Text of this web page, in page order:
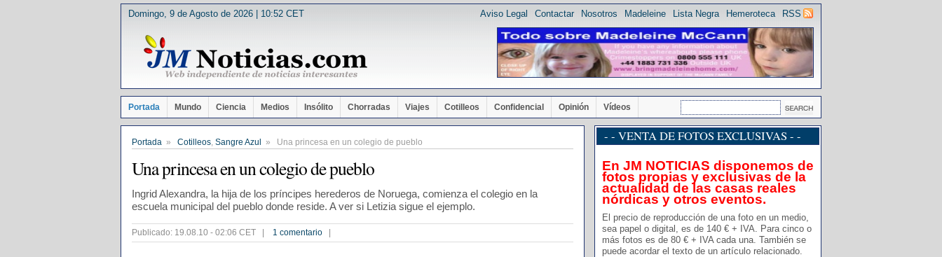
Domingo, 9 de Agosto de 2026 | 10:52 CET RSS
Hemeroteca
Lista Negra
Madeleine
Nosotros
Contactar
Aviso Legal
Portada Mundo Ciencia Medios Insólito Chorradas Viajes Cotilleos Confidencial Opinión Vídeos
Portada » Cotilleos Sangre Azul » Una princesa en un colegio de pueblo
Una princesa en un colegio de pueblo
Ingrid Alexandra, la hija de los príncipes herederos de Noruega, comienza el colegio en la
escuela municipal del pueblo donde reside. A ver si Letizia sigue el ejemplo.
Publicado: 19.08.10 - 02:06 CET | 1 comentario
- - VENTA DE FOTOS EXCLUSIVAS - -
En JM NOTICIAS disponemos de
fotos propias y exclusivas de la
actualidad de las casas reales
nórdicas y otros eventos.
El precio de reproducción de una foto en un medio,
sea papel o digital, es de 140 € + IVA. Para cinco o
más fotos es de 80 € + IVA cada una. También se
puede acordar el texto de un artículo relacionado.